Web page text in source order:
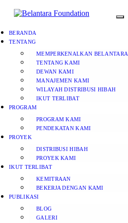
BERANDA
TENTANG
MEMPERKENALKAN BELANTARA
TENTANG KAMI
DEWAN KAMI
MANAJEMEN KAMI
WILAYAH DISTRIBUSI HIBAH
IKUT TERLIBAT
PROGRAM
PROGRAM KAMI
PENDEKATAN KAMI
PROYEK
DISTRIBUSI HIBAH
PROYEK KAMI
IKUT TERLIBAT
KEMITRAAN
BEKERJA DENGAN KAMI
PUBLIKASI
BLOG
GALERI